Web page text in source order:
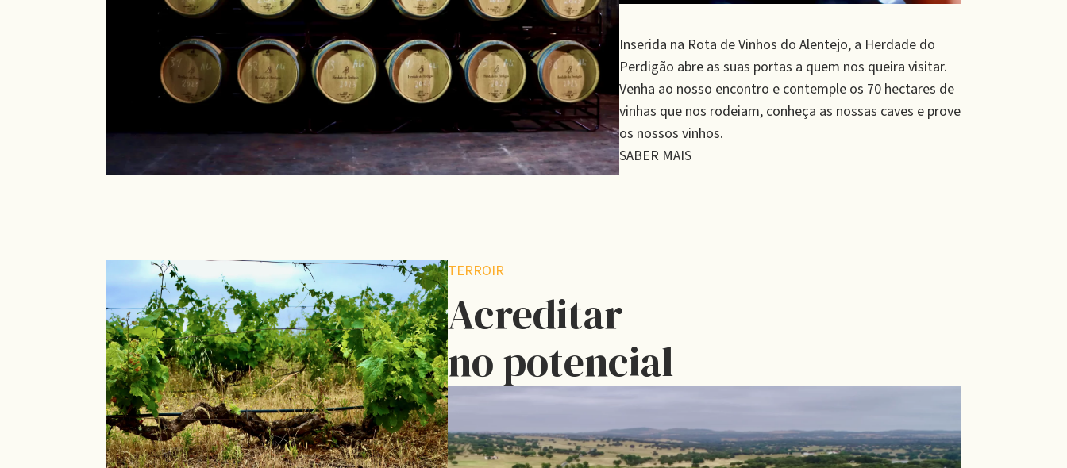
Inserida na Rota de Vinhos do Alentejo, a Herdade do
Perdigão abre as suas portas a quem nos queira visitar.
Venha ao nosso encontro e contemple os 70 hectares de
vinhas que nos rodeiam, conheça as nossas caves e prove
os nossos vinhos.
SABER MAIS
TERROIR
Acreditar
no potencial